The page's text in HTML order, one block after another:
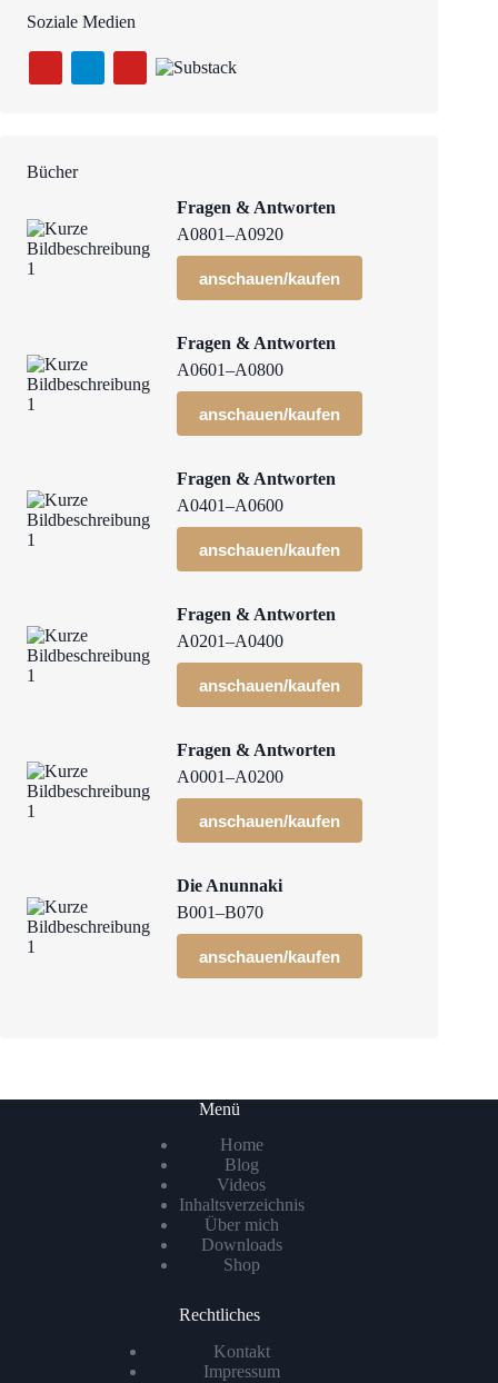
Soziale Medien
Bücher
Fragen & Antworten
A0801–A0920
anschauen/kaufen
Fragen & Antworten
A0601–A0800
anschauen/kaufen
Fragen & Antworten
A0401–A0600
anschauen/kaufen
Fragen & Antworten
A0201–A0400
anschauen/kaufen
Fragen & Antworten
A0001–A0200
anschauen/kaufen
Die Anunnaki
B001–B070
anschauen/kaufen
Menü
Home
Blog
Videos
Inhaltsverzeichnis
Über mich
Downloads
Shop
Rechtliches
Kontakt
Impressum